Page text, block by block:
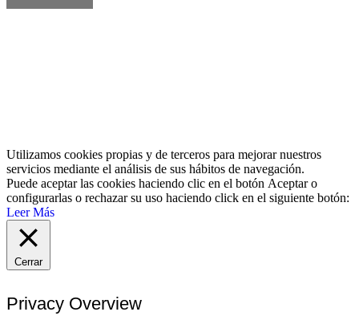
Utilizamos cookies propias y de terceros para mejorar nuestros
servicios mediante el análisis de sus hábitos de navegación.
Puede aceptar las cookies haciendo clic en el botón Aceptaro
configurarlas o rechazar su uso haciendo click en el siguiente botón:
Leer Más
Cerrar
Privacy Overview